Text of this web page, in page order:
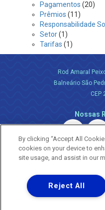
Pagamentos (20)
Prêmios (11)
Responsabilidade
Setor(1)
Tarifas (1)
Rod Amaral
Balneário São
CEP
Nossas
Uma empresa
Copyright
By clicking “Accept All
cookies on your device to
site usage, and assist in our
Reject All